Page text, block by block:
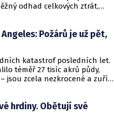
odhad celkových ztrát,
Požárů je už pět,
katastrof posledních let.
téměř 27 tisíc akrů půdy,
jsou zcela nezkrocené a zuří
hrdiny. Obětují své